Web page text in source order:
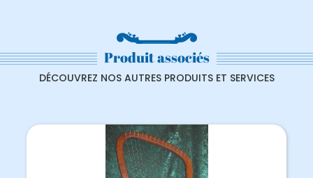
Produit associés
DÉCOUVREZ NOS AUTRES PRODUITS ET SERVICES